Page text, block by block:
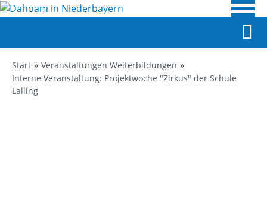
Start
Veranstaltungen Weiterbildungen
Interne Veranstaltung: Projektwoche "Zirkus" der Schule
Lalling